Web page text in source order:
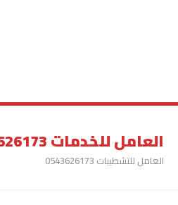
العامل للخدمات 0543626173
العامل للتشطيبات 0543626173